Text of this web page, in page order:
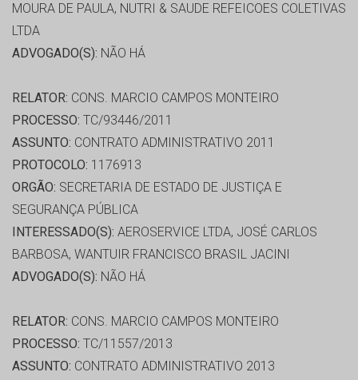
MOURA DE PAULA, NUTRI & SAUDE REFEICOES COLETIVAS
LTDA
ADVOGADO(S): NÃO HÁ
RELATOR: CONS. MARCIO CAMPOS MONTEIRO
PROCESSO: TC/93446/2011
ASSUNTO: CONTRATO ADMINISTRATIVO 2011
PROTOCOLO: 1176913
ORGÃO: SECRETARIA DE ESTADO DE JUSTIÇA E
SEGURANÇA PÚBLICA
INTERESSADO(S): AEROSERVICE LTDA, JOSÉ CARLOS
BARBOSA, WANTUIR FRANCISCO BRASIL JACINI
ADVOGADO(S): NÃO HÁ
RELATOR: CONS. MARCIO CAMPOS MONTEIRO
PROCESSO: TC/11557/2013
ASSUNTO: CONTRATO ADMINISTRATIVO 2013